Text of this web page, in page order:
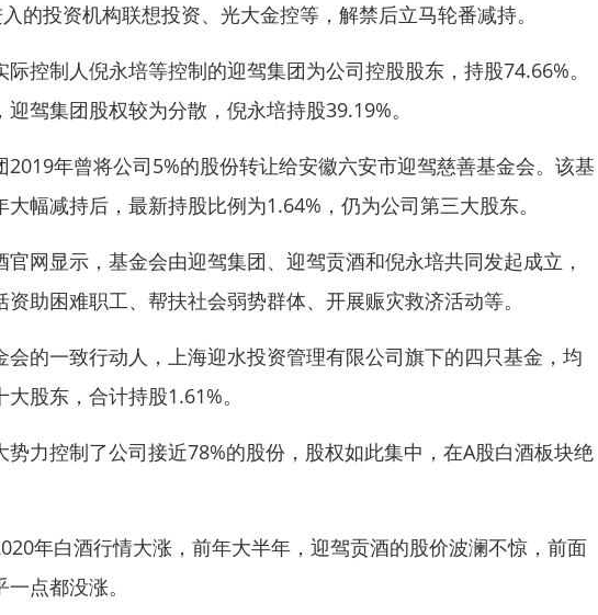
投资机构联想投资、光大金控等，解禁后立马轮番减持。
制人倪永培等控制的迎驾集团为公司控股股东，持股74.66%。
迎驾集团股权较为分散，倪永培持股39.19%。
年曾将公司5%的股份转让给安徽六安市迎驾慈善基金会。该基
大幅减持后，最新持股比例为1.64%，仍为公司第三大股东。
显示，基金会由迎驾集团、迎驾贡酒和倪永培共同发起成立，
资助困难职工、帮扶社会弱势群体、开展赈灾救济活动等。
的一致行动人，上海迎水投资管理有限公司旗下的四只基金，均
股东，合计持股1.61%。
力控制了公司接近78%的股份，股权如此集中，在A股白酒板块绝
年白酒行情大涨，前年大半年，迎驾贡酒的股价波澜不惊，前面
点都没涨。